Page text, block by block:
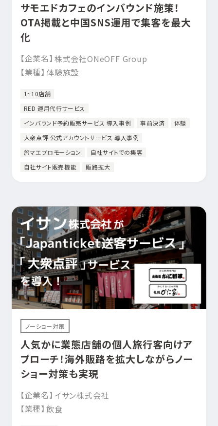
サモエドカフェのインバウンド施策！
OTA掲載と中国SNS運用で集客を最大
化
【企業名】 株式会社ONeOFF Group
【業種】 体験施設
1~10店舗
RED 運用代行サービス
インバウンド予約販売サービス 導入事例
事前決済
体験
大衆点評 公式アカウントサービス 導入事例
旅マエプロモーション
自社サイトでの集客
自社サイト販売機能
販路拡大
ノーショー対策
人気かに業態店舗の個人旅行客向けア
プローチ！海外販路を拡大しながらノー
ショー対策も実現
【企業名】 イサン株式会社
【業種】 飲食